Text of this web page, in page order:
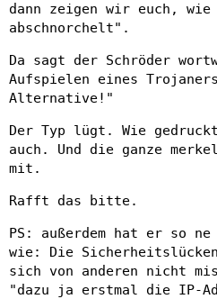
dann zeigen wir euch, wie
abschnorchelt".
Da sagt der Schröder
Aufspielen eines
Alternative!"
Der Typ lügt. Wie
auch. Und die ganze
mit.
Rafft das bitte.
PS: außerdem hat er so ne
wie: Die
sich von anderen nicht
"dazu ja erstmal die IP-